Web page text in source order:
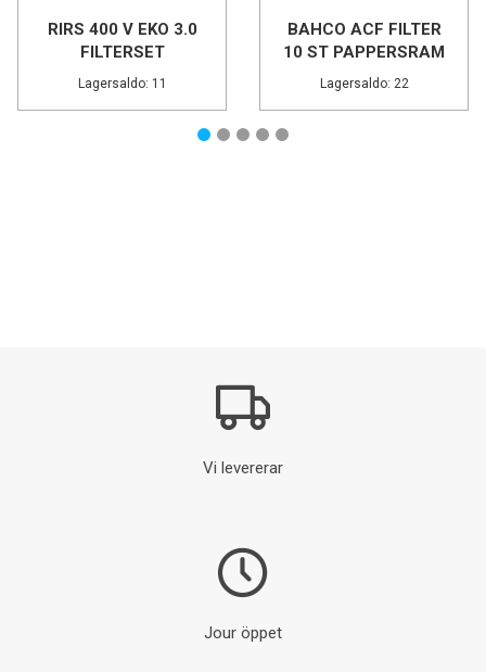
RIRS 400 V EKO 3.0
FILTERSET
Lagersaldo: 11
BAHCO ACF FILTER
10 ST PAPPERSRAM
TG
Lagersaldo: 22
Vi levererar
Jour öppet